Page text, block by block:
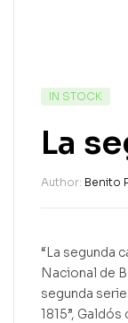
IN STOCK
La
Author: Benito
“La segunda
Nacional de
segunda
1815”,